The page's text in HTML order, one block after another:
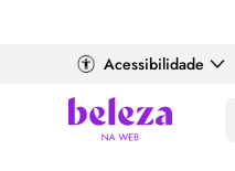
Acessibilidade